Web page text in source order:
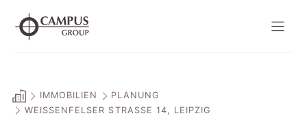
Inhalt
springen
IMMOBILIEN
PLANUNG
WEISSENFELSER STRASSE 14, LEIPZIG